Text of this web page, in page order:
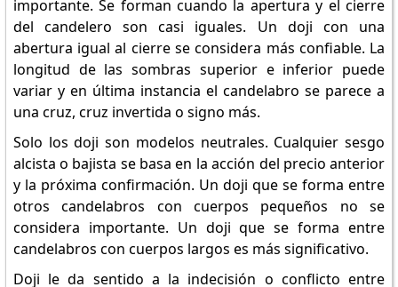
importante. Se forman cuando la apertura y el cierre
del candelero son casi iguales. Un doji con una
abertura igual al cierre se considera más confiable. La
longitud de las sombras superior e inferior puede
variar y en última instancia el candelabro se parece a
una cruz, cruz invertida o signo más.
Solo los doji son modelos neutrales. Cualquier sesgo
alcista o bajista se basa en la acción del precio anterior
y la próxima confirmación. Un doji que se forma entre
otros candelabros con cuerpos pequeños no se
considera importante. Un doji que se forma entre
candelabros con cuerpos largos es más significativo.
Doji le da sentido a la indecisión o conflicto entre